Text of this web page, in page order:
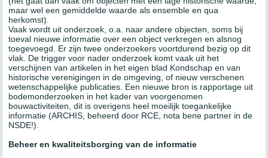
maar wel een gemiddelde waarde als ensemble en qua
herkomst).
Vaak wordt uit onderzoek, o.a. naar andere objecten, soms bij
toeval nieuwe informatie over een object verkregen en alsnog
toegevoegd. Er zijn twee onderzoekers voortdurend bezig op dit
vlak. De trigger voor nader onderzoek komt vaak uit het
verschijnen van artikelen in het eigen blad Kondschap en van
historische verenigingen in de omgeving, of nieuw verschenen
wetenschappelijke publicaties. Een nieuwe bron is rapportage uit
bodemonderzoeken in het kader van voorgenomen
bouwactiviteiten, dit is overigens heel moeilijk toegankelijke
informatie (ARCHIS, beheerd door RCE, nota bene partner in de
NSDE!).
Beheer en kwaliteitsborging van de informatie